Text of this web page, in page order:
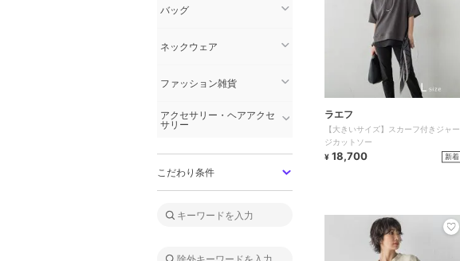
バッグ
ネックウェア
ファッション雑貨
アクセサリー・ヘアアクセ
サリー
こだわり条件
ラエフ
【大きいサイズ】スカーフ付きジャー
ジカットソー
¥ 18,700 新着